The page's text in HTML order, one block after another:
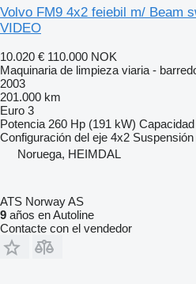
Volvo FM9 4x2 feiebil m/ Beam
VIDEO
10.020 € 110.000 NOK
Maquinaria de limpieza viaria -
2003
201.000 km
Euro 3
Potencia 260 Hp (191 kW)
Configuración del eje 4x2 Suspensión
Noruega, HEIMDAL
ATS Norway AS
9 años en Autoline
Contacte con el vendedor